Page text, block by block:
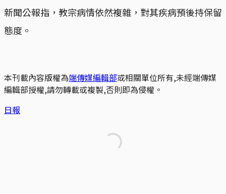
新聞公報指，教宗病情依然複雜，對其疾病預後持保留
態度。
本刊載內容版權為端傳媒編輯部或相關單位所有,未經端傳媒
編輯部授權,請勿轉載或複製,否則即為侵權。
日報